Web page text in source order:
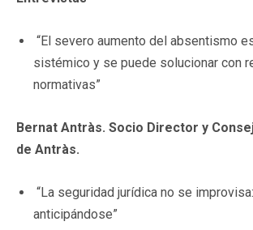
“El severo aumento del absentismo
sistémico y se puede solucionar con
normativas”
Bernat Antràs. Socio Director y
de Antràs.
“La seguridad jurídica no se
anticipándose”